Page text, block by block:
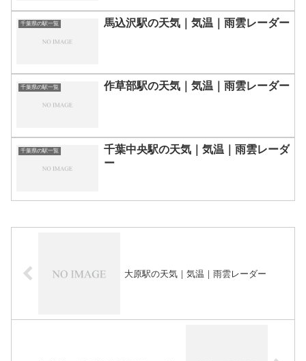
千葉県の駅一覧 馬込沢駅の天気｜気温｜雨雲レーダー
千葉県の駅一覧 作草部駅の天気｜気温｜雨雲レーダー
千葉県の駅一覧
千葉中央駅の天気｜気温｜雨雲レーダ
ー
大原駅の天気｜気温｜雨雲レーダー